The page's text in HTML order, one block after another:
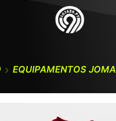
EQUIPAMENTOS JOMA